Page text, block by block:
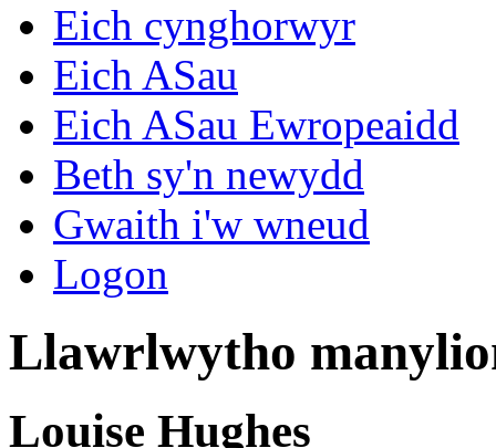
Eich cynghorwyr
Eich ASau
Eich ASau Ewropeaidd
Beth sy'n newydd
Gwaith i'w wneud
Logon
Llawrlwytho
Louise Hughes